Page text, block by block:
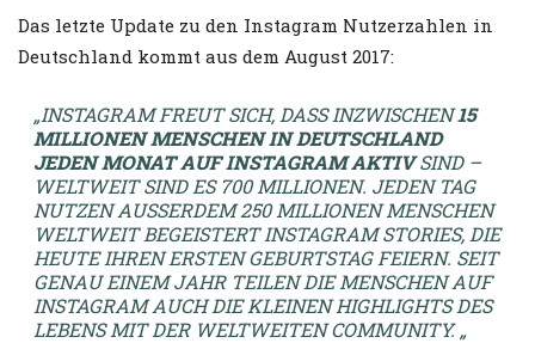
Das letzte Update zu den Instagram Nutzerzahlen in
Deutschland kommt aus dem August 2017:
„INSTAGRAM FREUT SICH, DASS INZWISCHEN15
MILLIONEN MENSCHEN IN DEUTSCHLAND
JEDEN MONAT AUF INSTAGRAM AKTIVSIND –
WELTWEIT SIND ES 700 MILLIONEN. JEDEN TAG
NUTZEN AUSSERDEM 250 MILLIONEN MENSCHEN W
ELTWEIT BEGEISTERT INSTAGRAM STORIES, DIE H
EUTE IHREN ERSTEN GEBURTSTAG FEIERN. SEIT G
ENAU EINEM JAHR TEILEN DIE MENSCHEN AUF I
NSTAGRAM AUCH DIE KLEINEN HIGHLIGHTS DES L
EBENS MIT DER WELTWEITEN COMMUNITY. „